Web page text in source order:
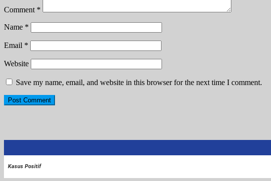
Comment *
Name *
Email *
Website
Save my name, email, and website in this browser for the next time I comment.